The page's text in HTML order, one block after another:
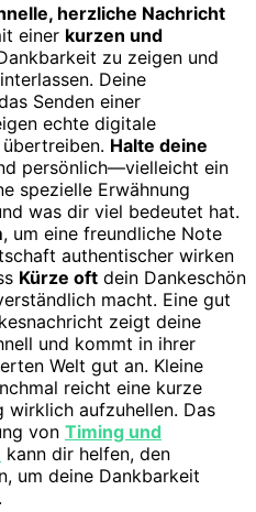
herzliche Nachricht
einer kurzen und
zu zeigen und
Deine
Senden einer
echte digitale
Halte deine
persönlich—vielleicht ein
spezielle Erwähnung
was dir viel bedeutet hat.
, um eine freundliche Note
authentischer wirken
Kürze oft dein Dankeschön
macht. Eine gut
zeigt deine
und kommt in ihrer
Welt gut an. Kleine
reicht eine kurze
wirklich aufzuhellen. Das
von Timing und
kann dir helfen, den
um deine Dankbarkeit